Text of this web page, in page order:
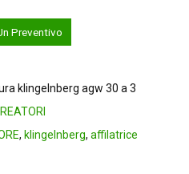
Preventivo
klingelnberg agw 30 a 3
, klingelnberg, affilatrice